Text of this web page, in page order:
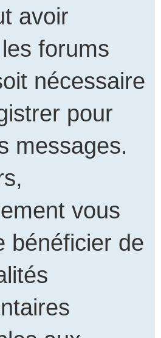
avoir
forums
nécessaire
pour
messages.
vous
bénéficier de